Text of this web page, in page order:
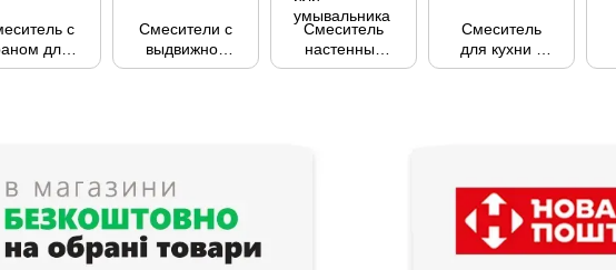
с
для
воды
Смесители с
выдвижной
лейкой
Смеситель
настенный
поворотный
Смеситель
для кухни с
гибким